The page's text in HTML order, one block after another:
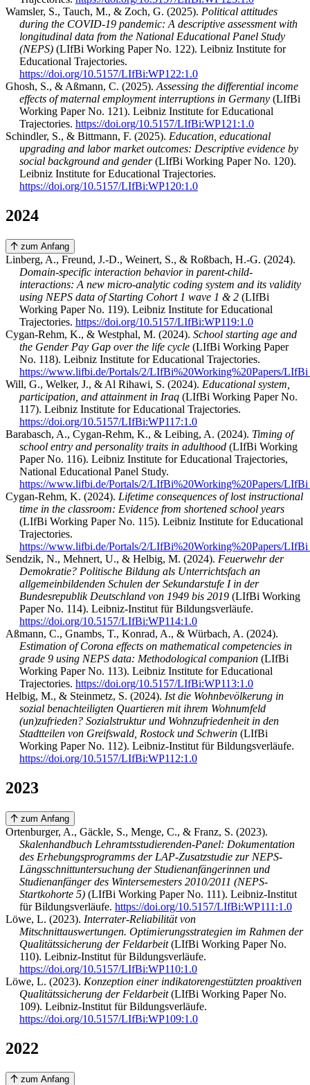
Wamsler, S., Tauch, M., & Zoch, G. (2025). Political attitudes
during the COVID-19 pandemic: A descriptive assessment with
longitudinal data from the National Educational Panel Study
(NEPS) (LIfBi Working Paper No. 122). Leibniz Institute for
Educational Trajectories.
https://doi.org/10.5157/LIfBi:WP122:1.0
Ghosh, S., & Aßmann, C. (2025). Assessing the differential income
effects of maternal employment interruptions in Germany (LIfBi
Working Paper No. 121). Leibniz Institute for Educational
Trajectories. https://doi.org/10.5157/LIfBi:WP121:1.0
Schindler, S., & Bittmann, F. (2025). Education, educational
upgrading and labor market outcomes: Descriptive evidence by
social background and gender(LIfBi Working Paper No. 120).
Leibniz Institute for Educational Trajectories.
https://doi.org/10.5157/LIfBi:WP120:1.0
2024
zum Anfang
Linberg, A., Freund, J.-D., Weinert, S., & Roßbach, H.-G. (2024).
Domain‐specific interaction behavior in parent‐child‐
interactions: A new micro-analytic coding system and its validity
using NEPS data of Starting Cohort 1 wave 1 & 2 (LIfBi
Working Paper No. 119). Leibniz Institute for Educational
Trajectories. https://doi.org/10.5157/LIfBi:WP119:1.0
Cygan-Rehm, K., & Westphal, M. (2024). School starting age and
the Gender Pay Gap over the life cycle (LIfBi Working Paper
No. 118). Leibniz Institute for Educational Trajectories.
https://www.lifbi.de/Portals/2/LIfBi%20Working%20Papers/
Will, G., Welker, J., & Al Rihawi, S. (2024). Educational system,
participation, and attainment in Iraq (LIfBi Working Paper No.
117). Leibniz Institute for Educational Trajectories.
https://doi.org/10.5157/LIfBi:WP117:1.0
Barabasch, A., Cygan-Rehm, K., & Leibing, A. (2024). Timing of
school entry and personality traits in adulthood (LIfBi Working
Paper No. 116). Leibniz Institute for Educational Trajectories,
National Educational Panel Study.
https://www.lifbi.de/Portals/2/LIfBi%20Working%20Papers/
Cygan-Rehm, K. (2024). Lifetime consequences of lost instructional
time in the classroom: Evidence from shortened school years
(LIfBi Working Paper No. 115). Leibniz Institute for Educational
Trajectories.
https://www.lifbi.de/Portals/2/LIfBi%20Working%20Papers/
Sendzik, N., Mehnert, U., & Helbig, M. (2024). Feuerwehr der
Demokratie? Politische Bildung als Unterrichtsfach an
allgemeinbildenden Schulen der Sekundarstufe I in der
Bundesrepublik Deutschland von 1949 bis 2019 (LIfBi Working
Paper No. 114). Leibniz-Institut für Bildungsverläufe.
https://doi.org/10.5157/LIfBi:WP114:1.0
Aßmann, C., Gnambs, T., Konrad, A., & Würbach, A. (2024).
Estimation of Corona effects on mathematical competencies in
grade 9 using NEPS data: Methodological companion (LIfBi
Working Paper No. 113). Leibniz Institute for Educational
Trajectories. https://doi.org/10.5157/LIfBi:WP113:1.0
Helbig, M., & Steinmetz, S. (2024). Ist die Wohnbevölkerung in
sozial benachteiligten Quartieren mit ihrem Wohnumfeld
(un)zufrieden? Sozialstruktur und Wohnzufriedenheit in den
Stadtteilen von Greifswald, Rostock und Schwerin (LIfBi
Working Paper No. 112). Leibniz-Institut für Bildungsverläufe.
https://doi.org/10.5157/LIfBi:WP112:1.0
2023
zum Anfang
Ortenburger, A., Gäckle, S., Menge, C., & Franz, S. (2023).
Skalenhandbuch Lehramtsstudierenden-Panel: Dokumentation
des Erhebungsprogramms der LAP-Zusatzstudie zur NEPS-
Längsschnittuntersuchung der Studienanfängerinnen und
Studienanfänger des Wintersemesters 2010/2011 (NEPS-
Startkohorte 5) (LIfBi Working Paper No. 111). Leibniz-Institut
für Bildungsverläufe. https://doi.org/10.5157/LIfBi:WP111:1.0
Löwe, L. (2023). Interrater-Reliabilität von
Mitschnittauswertungen. Optimierungsstrategien im Rahmen der
Qualitätssicherung der Feldarbeit(LIfBi Working Paper No.
110). Leibniz-Institut für Bildungsverläufe.
https://doi.org/10.5157/LIfBi:WP110:1.0
Löwe, L. (2023). Konzeption einer indikatorengestützten proaktiven
Qualitätssicherung der Feldarbeit(LIfBi Working Paper No.
109). Leibniz-Institut für Bildungsverläufe.
https://doi.org/10.5157/LIfBi:WP109:1.0
2022
zum Anfang